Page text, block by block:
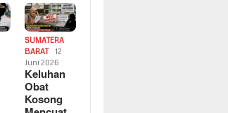
SUMATERA
BARAT
12
Juni 2026
Keluhan
Obat
Kosong